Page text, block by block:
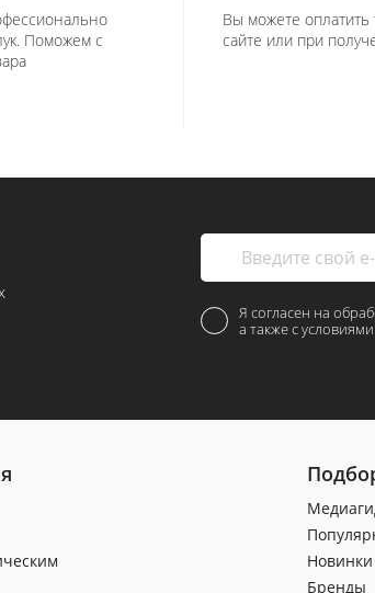
Поможем с
Вы можете оплатить
сайте или при
Я согласен на
а также с
Новинки
Бренды